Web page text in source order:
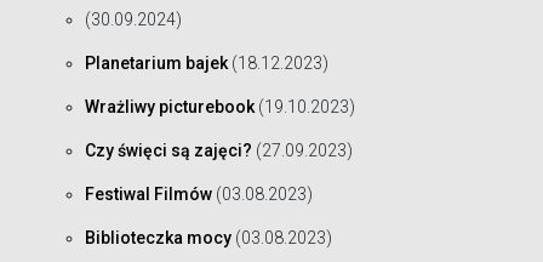
(30.09.2024)
Planetarium bajek (18.12.2023)
Wrażliwy picturebook (19.10.2023)
Czy święci są zajęci? (27.09.2023)
Festiwal Filmów (03.08.2023)
Biblioteczka mocy (03.08.2023)